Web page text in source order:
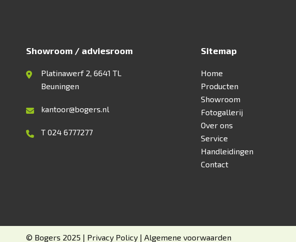
Showroom / adviesroom
Platinawerf 2, 6641 TL
Beuningen
kantoor@bogers.nl
T 024 6777277
Sitemap
Home
Producten
Showroom
Fotogallerij
Over ons
Service
Handleidingen
Contact
© Bogers 2025 | Privacy Policy | Algemene voorwaarden